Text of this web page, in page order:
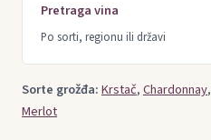
Pretraga vina
Po sorti, regionu ili državi
Sorte grožđa:Krstač,Chardonnay,
Merlot